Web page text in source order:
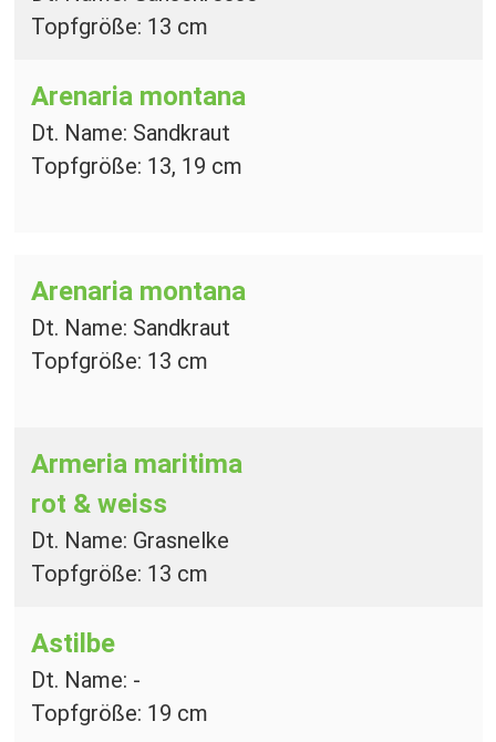
Topfgröße: 13 cm
Arenaria montana
Dt. Name: Sandkraut
Topfgröße: 13, 19 cm
Arenaria montana
Dt. Name: Sandkraut
Topfgröße: 13 cm
Armeria maritima
rot & weiss
Dt. Name: Grasnelke
Topfgröße: 13 cm
Astilbe
Dt. Name: -
Topfgröße: 19 cm